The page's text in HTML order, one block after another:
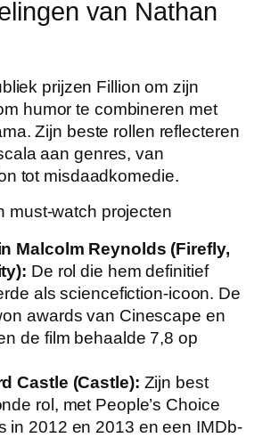
van Nathan
prijzen Fillion om zijn
humor te combineren met
Zijn beste rollen reflecteren
aan genres, van
tot misdaadkomedie.
must-watch projecten
Malcolm Reynolds (Firefly,
De rol die hem definitief
als sciencefiction-icoon. De
awards van Cinescape en
de film behaalde 7,8 op
Castle (Castle): Zijn best
rol, met People’s Choice
in 2012 en 2013 en een IMDb-